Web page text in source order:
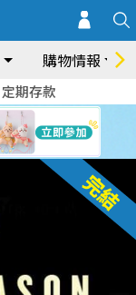
購物情報
定期存款